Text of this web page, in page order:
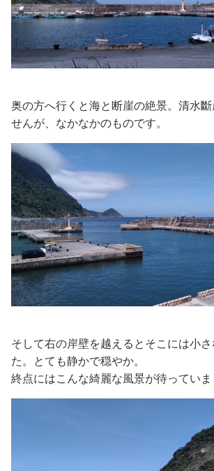
奥の方へ行くと海と断崖の絶景。清水斷
せんが、なかなかのものです。
そして右の岸壁を越えるとそこには小
た。とても静かで穏やか。
終点にはこんな綺麗な風景が待っていま